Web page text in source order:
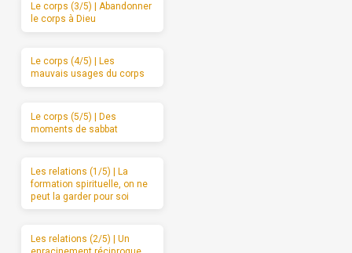
Le corps (3/5) | Abandonner
le corps à Dieu
Le corps (4/5) | Les
mauvais usages du corps
Le corps (5/5) | Des
moments de sabbat
Les relations (1/5) | La
formation spirituelle, on ne
peut la garder pour soi
Les relations (2/5) | Un